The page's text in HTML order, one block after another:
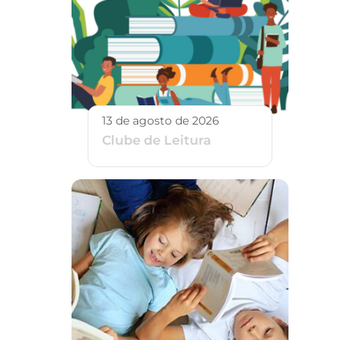
13 de agosto de 2026
Clube de Leitura